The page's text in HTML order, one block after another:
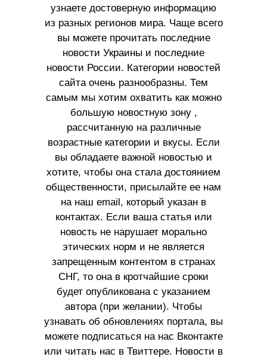
узнаете достоверную информацию
из разных регионов мира. Чаще всего
вы можете прочитать последние
новости Украины и последние
новости России. Категории новостей
сайта очень разнообразны. Тем
самым мы хотим охватить как можно
большую новостную зону ,
рассчитанную на различные
возрастные категории и вкусы. Если
вы обладаете важной новостью и
хотите, чтобы она стала достоянием
общественности, присылайте ее нам
на наш email, который указан в
контактах. Если ваша статья или
новость не нарушает морально
этических норм и не является
запрещенным контентом в странах
СНГ, то она в кротчайшие сроки
будет опубликована с указанием
автора (при желании). Чтобы
узнавать об обновлениях портала, вы
можете подписаться на нас Вконтакте
или читать нас в Твиттере. Новости в